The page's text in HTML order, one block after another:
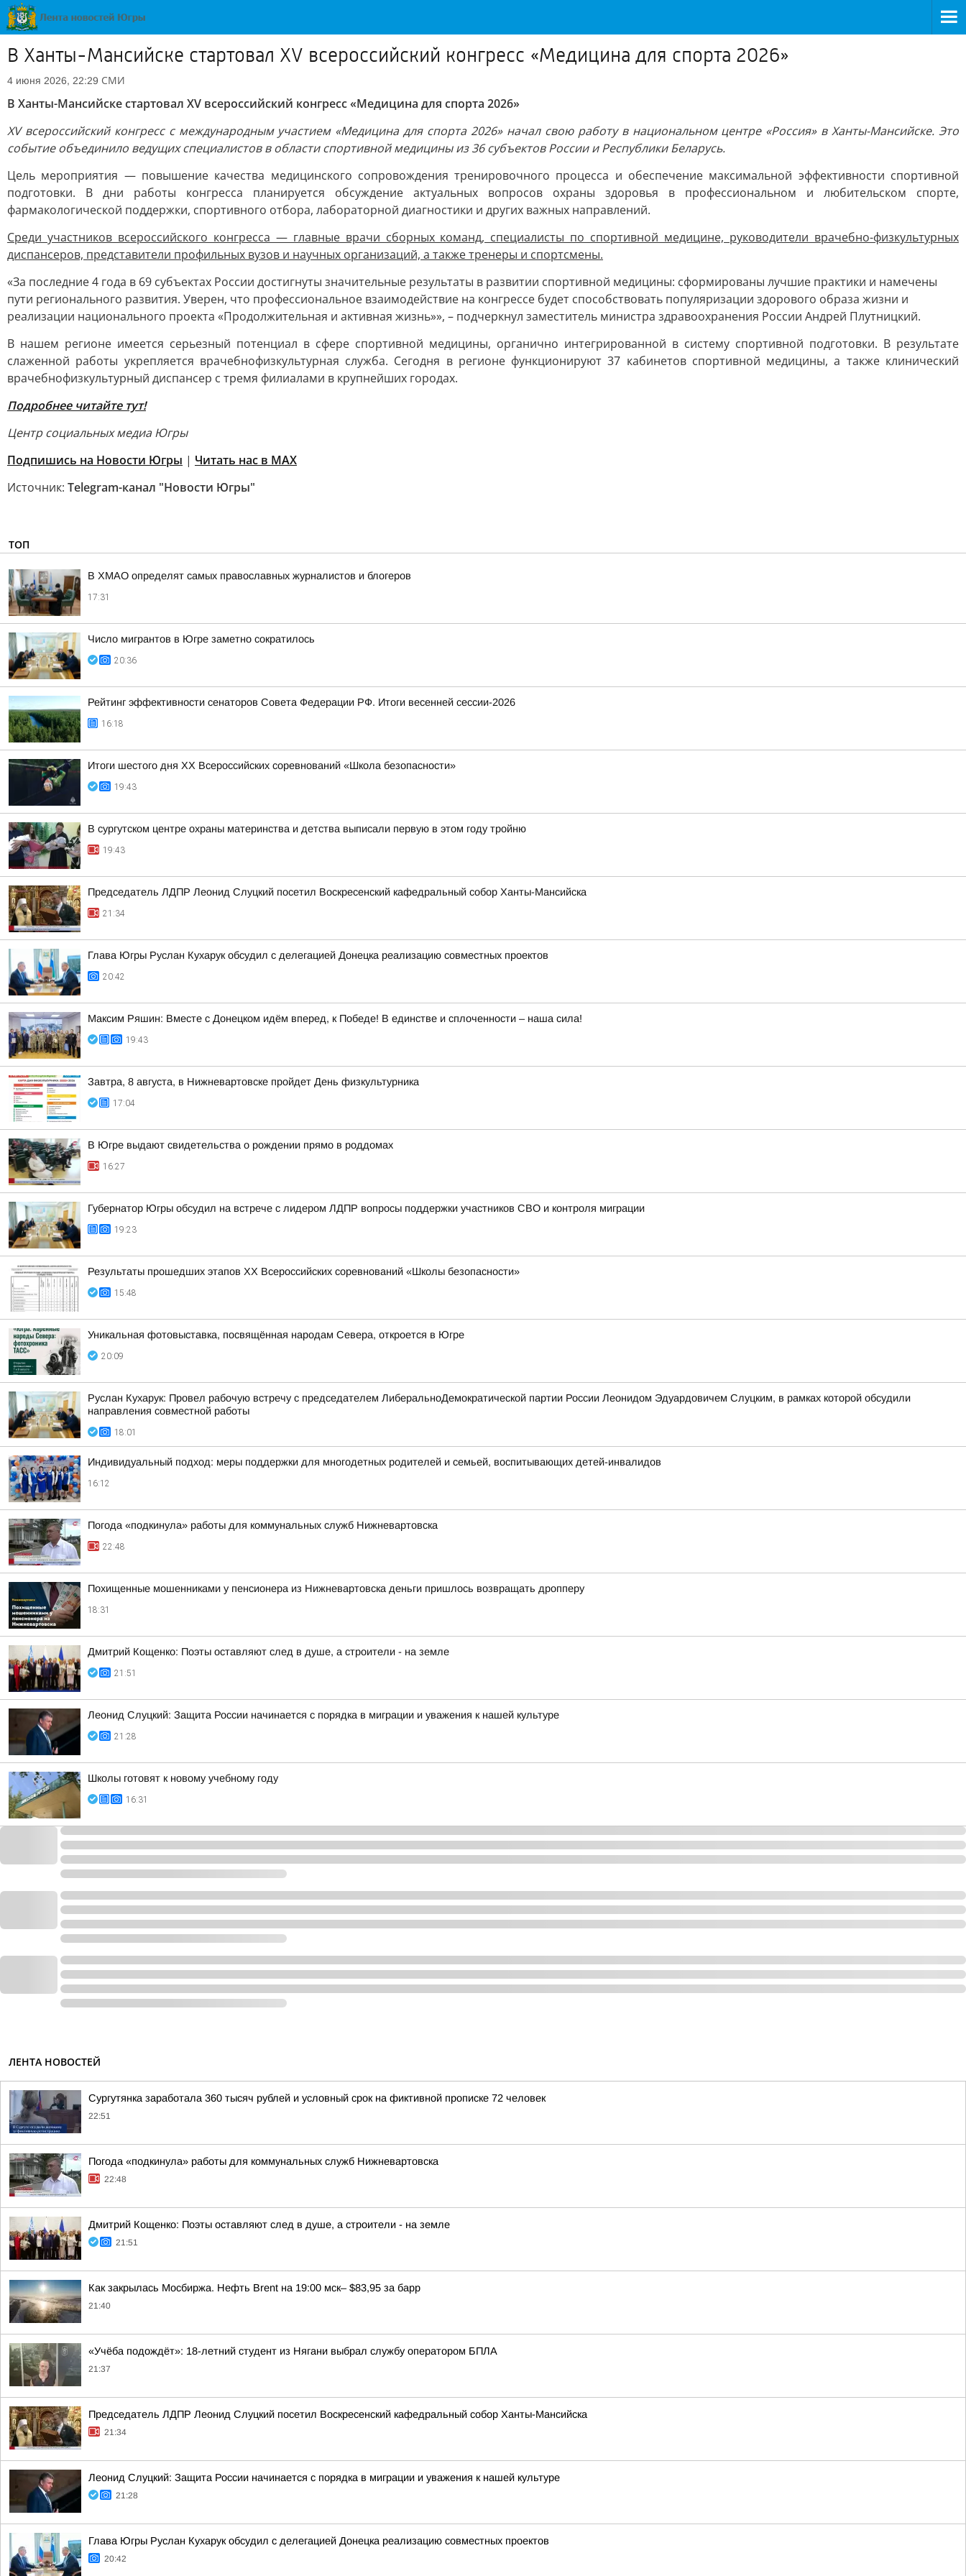
В Ханты-Мансийске стартовал XV всероссийский конгресс «Медицина для спорта 2026»
4 июня 2026, 22:29 СМИ
В Ханты-Мансийске стартовал XV всероссийский конгресс «Медицина для спорта 2026»
XV всероссийский конгресс с международным участием «Медицина для спорта 2026» начал свою работу в национальном центре «Россия» в Ханты-Мансийске. Это
событие объединило ведущих специалистов в области спортивной медицины из 36 субъектов России и Республики Беларусь.
Цель мероприятия — повышение качества медицинского сопровождения тренировочного процесса и обеспечение максимальной эффективности спортивной
подготовки. В дни работы конгресса планируется обсуждение актуальных вопросов охраны здоровья в профессиональном и любительском спорте,
фармакологической поддержки, спортивного отбора, лабораторной диагностики и других важных направлений.
Среди участников всероссийского конгресса — главные врачи сборных команд, специалисты по спортивной медицине, руководители врачебно-физкультурных
диспансеров, представители профильных вузов и научных организаций, а также тренеры и спортсмены.
«За последние 4 года в 69 субъектах России достигнуты значительные результаты в развитии спортивной медицины: сформированы лучшие практики и намечены
пути регионального развития. Уверен, что профессиональное взаимодействие на конгрессе будет способствовать популяризации здорового образа жизни и
реализации национального проекта «Продолжительная и активная жизнь»», – подчеркнул заместитель министра здравоохранения России Андрей Плутницкий.
В нашем регионе имеется серьезный потенциал в сфере спортивной медицины, органично интегрированной в систему спортивной подготовки. В результате
слаженной работы укрепляется врачебнофизкультурная служба. Сегодня в регионе функционируют 37 кабинетов спортивной медицины, а также клинический
врачебнофизкультурный диспансер с тремя филиалами в крупнейших городах.
Подробнее читайте тут!
Центр социальных медиа Югры
Подпишись на Новости Югры | Читать нас в MAX
Источник: Telegram-канал "Новости Югры"
ТОП
В ХМАО определят самых православных журналистов и блогеров
17:31
Число мигрантов в Югре заметно сократилось
20:36
Рейтинг эффективности сенаторов Совета Федерации РФ. Итоги весенней сессии-2026
16:18
Итоги шестого дня XX Всероссийских соревнований «Школа безопасности»
19:43
В сургутском центре охраны материнства и детства выписали первую в этом году тройню
19:43
Председатель ЛДПР Леонид Слуцкий посетил Воскресенский кафедральный собор Ханты-Мансийска
21:34
Глава Югры Руслан Кухарук обсудил с делегацией Донецка реализацию совместных проектов
20:42
Максим Ряшин: Вместе с Донецком идём вперед, к Победе! В единстве и сплоченности – наша сила!
19:43
Завтра, 8 августа, в Нижневартовске пройдет День физкультурника
17:04
В Югре выдают свидетельства о рождении прямо в роддомах
16:27
Губернатор Югры обсудил на встрече с лидером ЛДПР вопросы поддержки участников СВО и контроля миграции
19:23
Результаты прошедших этапов ХХ Всероссийских соревнований «Школы безопасности»
15:48
Уникальная фотовыставка, посвящённая народам Севера, откроется в Югре
20:09
Руслан Кухарук: Провел рабочую встречу с председателем ЛиберальноДемократической партии России Леонидом Эдуардовичем Слуцким, в рамках которой обсудили
направления совместной работы
18:01
Индивидуальный подход: меры поддержки для многодетных родителей и семьей, воспитывающих детей-инвалидов
16:12
Погода «подкинула» работы для коммунальных служб Нижневартовска
22:48
Похищенные мошенниками у пенсионера из Нижневартовска деньги пришлось возвращать дропперу
18:31
Дмитрий Кощенко: Поэты оставляют след в душе, а строители - на земле
21:51
Леонид Слуцкий: Защита России начинается с порядка в миграции и уважения к нашей культуре
21:28
Школы готовят к новому учебному году
16:31
ЛЕНТА НОВОСТЕЙ
Сургутянка заработала 360 тысяч рублей и условный срок на фиктивной прописке 72 человек
22:51
Погода «подкинула» работы для коммунальных служб Нижневартовска
22:48
Дмитрий Кощенко: Поэты оставляют след в душе, а строители - на земле
21:51
Как закрылась Мосбиржа. Нефть Brent на 19:00 мск– $83,95 за барр
21:40
«Учёба подождёт»: 18-летний студент из Нягани выбрал службу оператором БПЛА
21:37
Председатель ЛДПР Леонид Слуцкий посетил Воскресенский кафедральный собор Ханты-Мансийска
21:34
Леонид Слуцкий: Защита России начинается с порядка в миграции и уважения к нашей культуре
21:28
Глава Югры Руслан Кухарук обсудил с делегацией Донецка реализацию совместных проектов
20:42